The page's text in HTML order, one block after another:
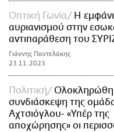
Οπτική Γωνία
Η
αυριανισμού στην
αντιπαράθεση του
Γιάννης Παντελάκης
23.11.2023
Πολιτική
συνδιάσκεψη της
Αχτσιόγλου- «Υπέρ της
αποχώρησης» οι